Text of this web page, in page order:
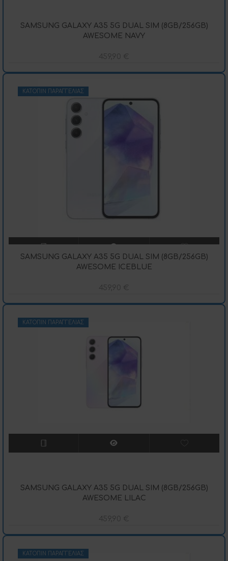
SAMSUNG GALAXY A35 5G DUAL SIM (8GB/256GB)
AWESOME NAVY
459,90 €
ΚΑΤΌΠΙΝ ΠΑΡΑΓΓΕΛΊΑΣ
SAMSUNG GALAXY A35 5G DUAL SIM (8GB/256GB)
AWESOME ICEBLUE
459,90 €
ΚΑΤΌΠΙΝ ΠΑΡΑΓΓΕΛΊΑΣ
SAMSUNG GALAXY A35 5G DUAL SIM (8GB/256GB)
AWESOME LILAC
459,90 €
ΚΑΤΌΠΙΝ ΠΑΡΑΓΓΕΛΊΑΣ